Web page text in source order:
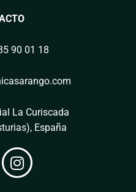
90 01 18
La Curiscada
España